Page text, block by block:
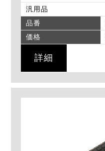
汎用品
品番
価格
詳細